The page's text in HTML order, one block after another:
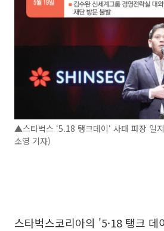
▲스타벅스 ‘5.18 탱크데이‘ 사태 파장 일
소영 기자)
스타벅스코리아의 '5·18 탱크 데